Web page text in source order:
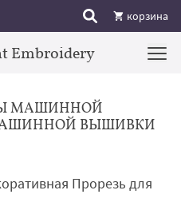
корзина
Embroidery
МАШИННОЙ
ВЫШИВКИ
Прорезь для